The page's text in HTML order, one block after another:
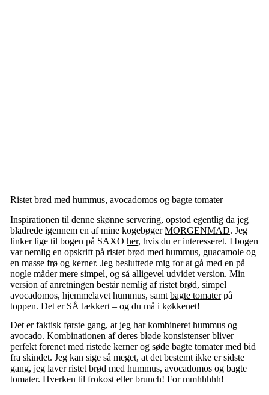
Ristet brød med hummus, avocadomos og bagte tomater
Inspirationen til denne skønne servering, opstod egentlig da jeg
bladrede igennem en af mine kogebøgerMORGENMAD. Jeg
linker lige til bogen på SAXO her, hvis du er interesseret. I bogen
var nemlig en opskrift på ristet brød med hummus, guacamole og
en masse frø og kerner. Jeg besluttede mig for at gå med en på
nogle måder mere simpel, og så alligevel udvidet version. Min
version af anretningen består nemlig af ristet brød, simpel
avocadomos, hjemmelavet hummus, samt bagte tomaterpå
toppen. Det er SÅ lækkert – og du må i køkkenet!
Det er faktisk første gang, at jeg har kombineret hummus og
avocado. Kombinationen af deres bløde konsistenser bliver
perfekt forenet med ristede kerner og søde bagte tomater med bid
fra skindet. Jeg kan sige så meget, at det bestemt ikke er sidste
gang, jeg laver ristet brød med hummus, avocadomos og bagte
tomater. Hverken til frokost eller brunch! For mmhhhhh!